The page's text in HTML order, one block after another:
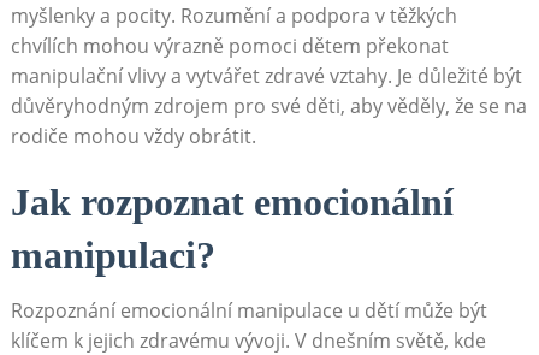
myšlenky a pocity. Rozumění a podpora v těžkých
chvílích mohou výrazně pomoci dětem překonat
manipulační vlivy a vytvářet zdravé vztahy. Je důležité být
důvěryhodným zdrojem pro své děti, aby věděly, že se na
rodiče mohou vždy obrátit.
Jak rozpoznat emocionální
manipulaci?
Rozpoznání emocionální manipulace u dětí může být
klíčem k jejich zdravému vývoji. V dnešním světě, kde